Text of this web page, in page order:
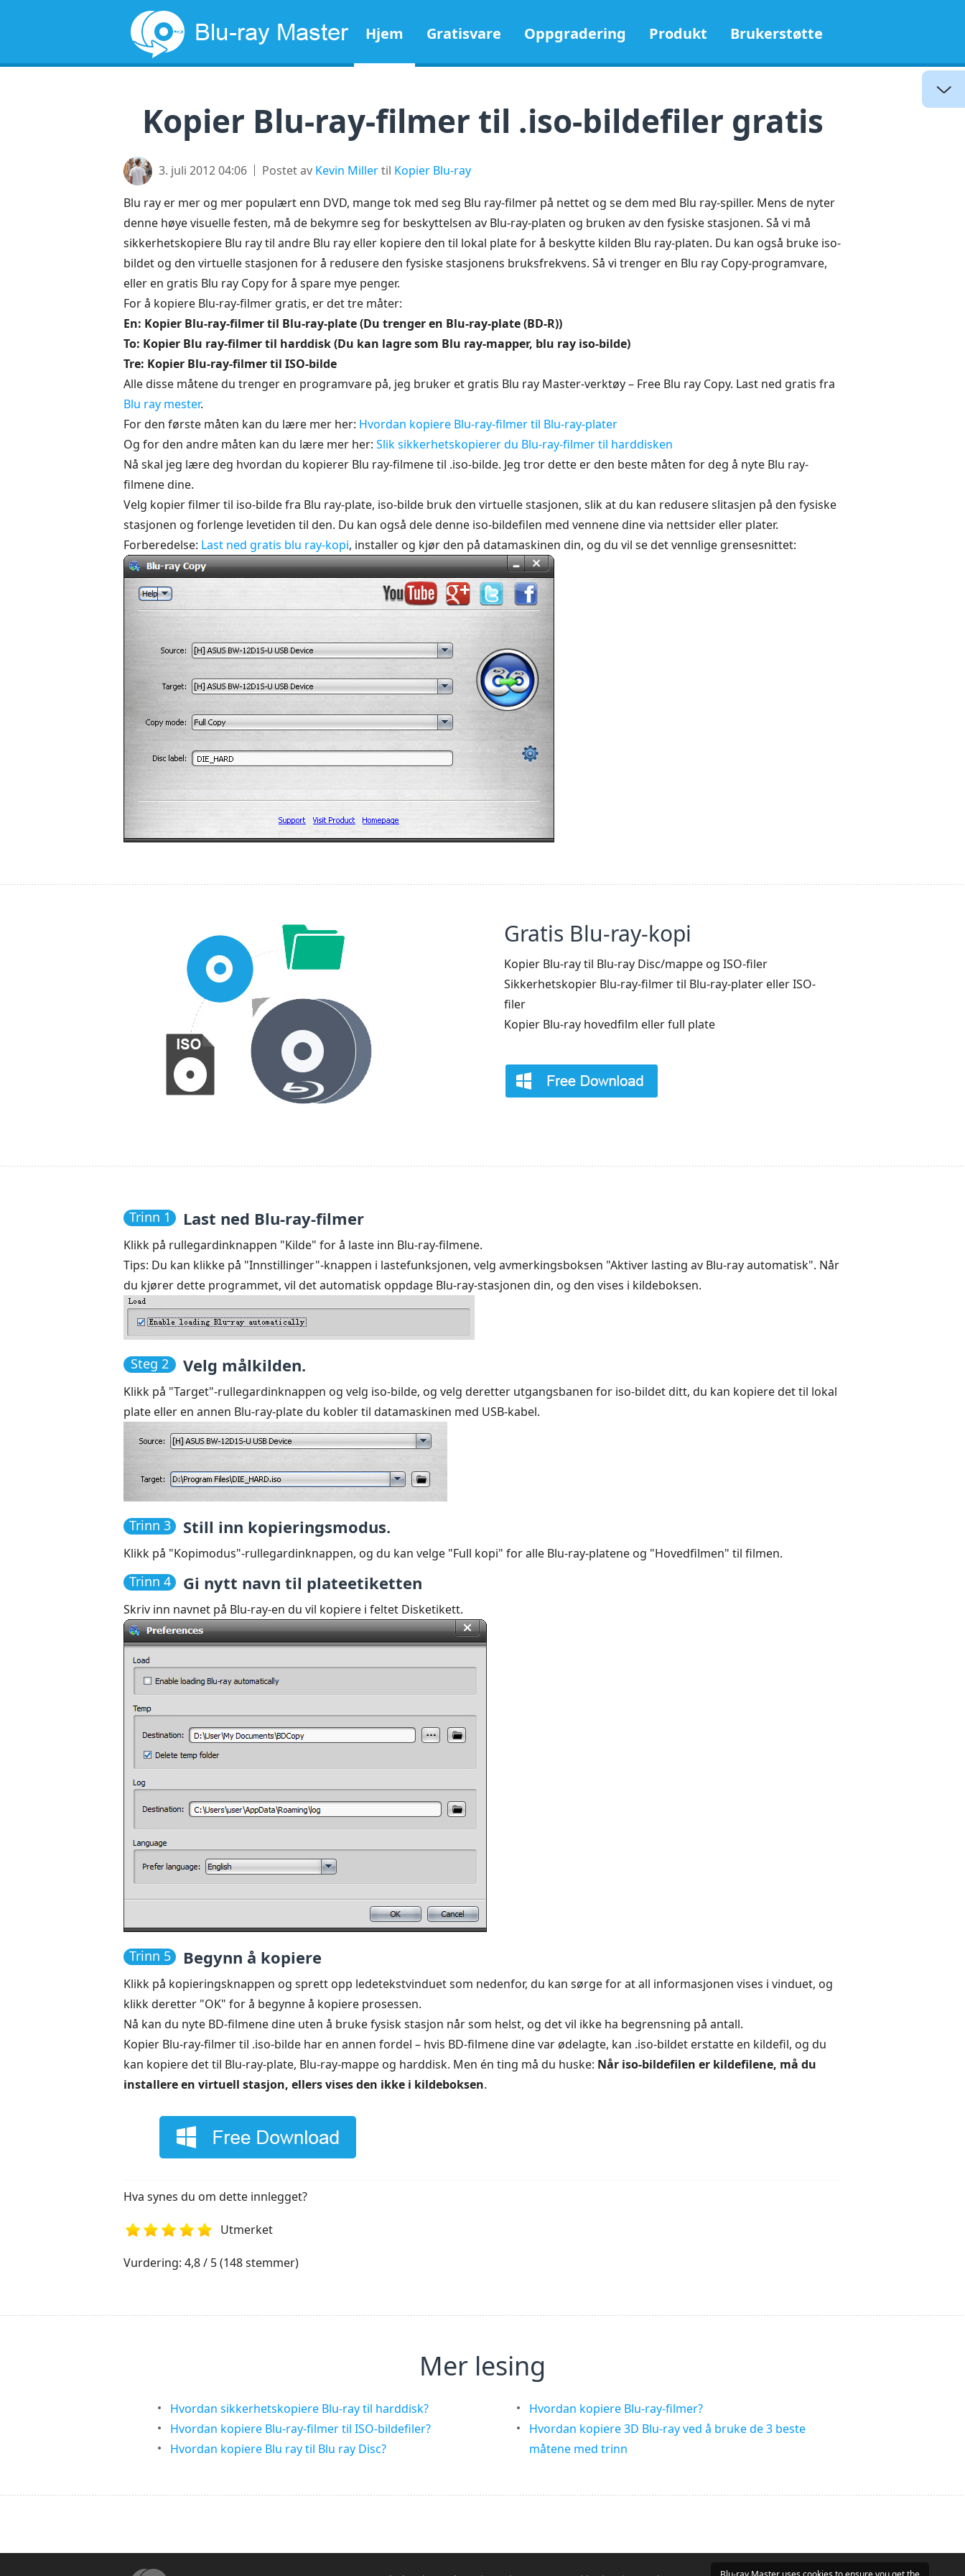
Hjem Gratisvare Oppgradering Produkt Brukerstøtte
Kopier Blu-ray-filmer til .iso-bildefiler gratis
3. juli 2012 04:06 Postet av Kevin Millertil Kopier Blu-ray
Blu ray er mer og mer populært enn DVD, mange tok med seg Blu ray-filmer på nettet og se dem med Blu ray-spiller. Mens de nyter
denne høye visuelle festen, må de bekymre seg for beskyttelsen av Blu-ray-platen og bruken av den fysiske stasjonen. Så vi må
sikkerhetskopiere Blu ray til andre Blu ray eller kopiere den til lokal plate for å beskytte kilden Blu ray-platen. Du kan også bruke iso-
bildet og den virtuelle stasjonen for å redusere den fysiske stasjonens bruksfrekvens. Så vi trenger en Blu ray Copy-programvare,
eller en gratis Blu ray Copy for å spare mye penger.
For å kopiere Blu-ray-filmer gratis, er det tre måter:
En: Kopier Blu-ray-filmer til Blu-ray-plate (Du trenger en Blu-ray-plate (BD-R))
To: Kopier Blu ray-filmer til harddisk (Du kan lagre som Blu ray-mapper, blu ray iso-bilde)
Tre: Kopier Blu-ray-filmer til ISO-bilde
Alle disse måtene du trenger en programvare på, jeg bruker et gratis Blu ray Master-verktøy – Free Blu ray Copy. Last ned gratis fra
Blu ray mester.
For den første måten kan du lære mer her: Hvordan kopiere Blu-ray-filmer til Blu-ray-plater
Og for den andre måten kan du lære mer her: Slik sikkerhetskopierer du Blu-ray-filmer til harddisken
Nå skal jeg lære deg hvordan du kopierer Blu ray-filmene til .iso-bilde. Jeg tror dette er den beste måten for deg å nyte Blu ray-
filmene dine.
Velg kopier filmer til iso-bilde fra Blu ray-plate, iso-bilde bruk den virtuelle stasjonen, slik at du kan redusere slitasjen på den fysiske
stasjonen og forlenge levetiden til den. Du kan også dele denne iso-bildefilen med vennene dine via nettsider eller plater.
Forberedelse: Last ned gratis blu ray-kopi, installer og kjør den på datamaskinen din, og du vil se det vennlige grensesnittet:
Gratis Blu-ray-kopi
Kopier Blu-ray til Blu-ray Disc/mappe og ISO-filer
Sikkerhetskopier Blu-ray-filmer til Blu-ray-plater eller ISO-
filer
Kopier Blu-ray hovedfilm eller full plate
Trinn 1 Last ned Blu-ray-filmer
Klikk på rullegardinknappen "Kilde" for å laste inn Blu-ray-filmene.
Tips: Du kan klikke på "Innstillinger"-knappen i lastefunksjonen, velg avmerkingsboksen "Aktiver lasting av Blu-ray automatisk". Når
du kjører dette programmet, vil det automatisk oppdage Blu-ray-stasjonen din, og den vises i kildeboksen.
Steg 2 Velg målkilden.
Klikk på "Target"-rullegardinknappen og velg iso-bilde, og velg deretter utgangsbanen for iso-bildet ditt, du kan kopiere det til lokal
plate eller en annen Blu-ray-plate du kobler til datamaskinen med USB-kabel.
Trinn 3 Still inn kopieringsmodus.
Klikk på "Kopimodus"-rullegardinknappen, og du kan velge "Full kopi" for alle Blu-ray-platene og "Hovedfilmen" til filmen.
Trinn 4 Gi nytt navn til plateetiketten
Skriv inn navnet på Blu-ray-en du vil kopiere i feltet Disketikett.
Trinn 5 Begynn å kopiere
Klikk på kopieringsknappen og sprett opp ledetekstvinduet som nedenfor, du kan sørge for at all informasjonen vises i vinduet, og
klikk deretter "OK" for å begynne å kopiere prosessen.
Nå kan du nyte BD-filmene dine uten å bruke fysisk stasjon når som helst, og det vil ikke ha begrensning på antall.
Kopier Blu-ray-filmer til .iso-bilde har en annen fordel – hvis BD-filmene dine var ødelagte, kan .iso-bildet erstatte en kildefil, og du
kan kopiere det til Blu-ray-plate, Blu-ray-mappe og harddisk. Men én ting må du huske: Når iso-bildefilen er kildefilene, må du
installere en virtuell stasjon, ellers vises den ikke i kildeboksen.
Hva synes du om dette innlegget?
1 3 5
Utmerket
Vurdering: 4,8 / 5 (148 stemmer)
Mer lesing
Hvordan sikkerhetskopiere Blu-ray til harddisk?
Hvordan kopiere Blu-ray-filmer til ISO-bildefiler?
Hvordan kopiere Blu ray til Blu ray Disc?
Hvordan kopiere Blu-ray-filmer?
Hvordan kopiere 3D Blu-ray ved å bruke de 3 beste
måtene med trinn